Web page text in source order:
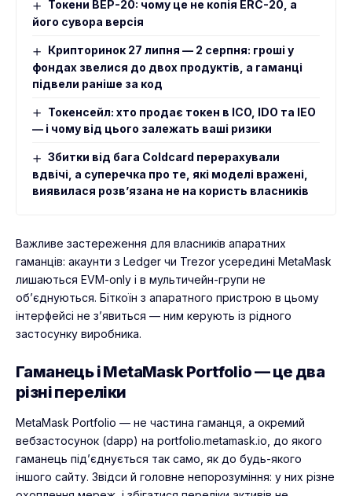
Токени BEP-20: чому це не копія ERC-20, а
його сувора версія
Крипторинок 27 липня — 2 серпня: гроші у
фондах звелися до двох продуктів, а гаманці
підвели раніше за код
Токенсейл: хто продає токен в ICO, IDO та IEO
— і чому від цього залежать ваші ризики
Збитки від бага Coldcard перерахували
вдвічі, а суперечка про те, які моделі вражені,
виявилася розвʼязана не на користь власників
Важливе застереження для власників апаратних
гаманців: акаунти з Ledger чи Trezor усередині MetaMask
лишаються EVM-only і в мультичейн-групи не
об’єднуються. Біткоїн з апаратного пристрою в цьому
інтерфейсі не з’явиться — ним керують із рідного
застосунку виробника.
Гаманець і MetaMask Portfolio — це два
різні переліки
MetaMask Portfolio — не частина гаманця, а окремий
вебзастосунок (dapp) на portfolio.metamask.io, до якого
гаманець під’єднується так само, як до будь-якого
іншого сайту. Звідси й головне непорозуміння: у них різне